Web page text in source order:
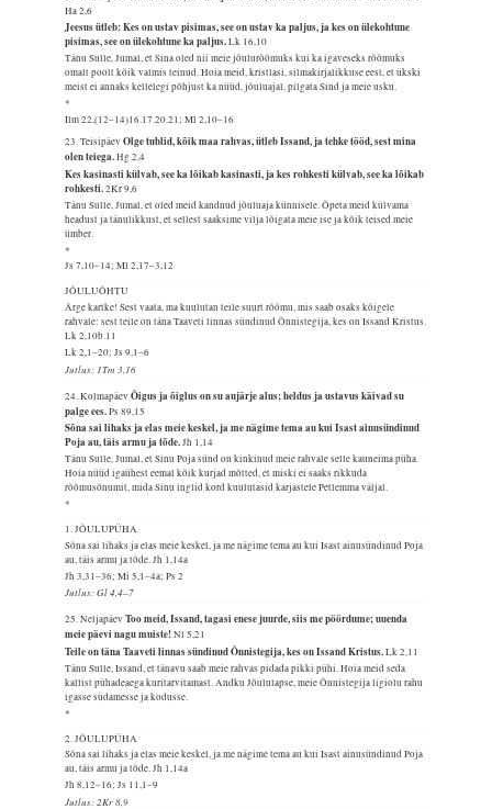
Ha 2,6
Jeesus ütleb: Kes on ustav pisimas, see on ustav ka paljus, ja kes on ülekohtune
pisimas, see on ülekohtune ka paljus.Lk 16,10
Tänu Sulle, Jumal, et Sina oled nii meie jõulurõõmuks kui ka igaveseks rõõmuks
omalt poolt kõik valmis teinud. Hoia meid, kristlasi, silmakirjalikkuse eest, et ükski
meist ei annaks kellelegi põhjust ka nüüd, jõuluajal, pilgata Sind ja meie usku.
*
Ilm 22,(12–14)16.17.20.21; Ml 2,10–16
23. TeisipäevOlge tublid, kõik maa rahvas, ütleb Issand, ja tehke tööd, sest mina
olen teiega.Hg 2,4
Kes kasinasti külvab, see ka lõikab kasinasti, ja kes rohkesti külvab, see ka lõikab
rohkesti.2Kr 9,6
Tänu Sulle, Jumal, et oled meid kandnud jõuluaja künnisele. Õpeta meid külvama
headust ja tänulikkust, et sellest saaksime vilja lõigata meie ise ja kõik teised meie
ümber.
*
Js 7,10–14; Ml 2,17–3,12
JÕULUÕHTU
Ärge kartke! Sest vaata, ma kuulutan teile suurt rõõmu, mis saab osaks kõigele
rahvale: sest teile on täna Taaveti linnas sündinud Õnnistegija, kes on Issand Kristus.
Lk 2,10b.11
Lk 2,1–20; Js 9,1–6
Jutlus: 1Tm 3,16
24. KolmapäevÕigus ja õiglus on su aujärje alus; heldus ja ustavus käivad su
palge ees.Ps 89,15
Sõna sai lihaks ja elas meie keskel, ja me nägime tema au kui Isast ainusündinud
Poja au, täis armu ja tõde.Jh 1,14
Tänu Sulle, Jumal, et Sinu Poja sünd on kinkinud meie rahvale selle kauneima püha.
Hoia nüüd igaühest eemal kõik kurjad mõtted, et miski ei saaks rikkuda
rõõmusõnumit, mida Sinu inglid kord kuulutasid karjastele Petlemma väljal.
*
1. JÕULUPÜHA
Sõna sai lihaks ja elas meie keskel, ja me nägime tema au kui Isast ainusündinud Poja
au, täis armu ja tõde.Jh 1,14a
Jh 3,31–36; Mi 5,1–4a; Ps 2
Jutlus: Gl 4,4–7
25. NeljapäevToo meid, Issand, tagasi enese juurde, siis me pöördume; uuenda
meie päevi nagu muiste!Nl 5,21
Teile on täna Taaveti linnas sündinud Õnnistegija, kes on Issand Kristus.Lk 2,11
Tänu Sulle, Issand, et tänavu saab meie rahvas pidada pikki pühi. Hoia meid seda
kallist pühadeaega kuritarvitamast. Andku Jõululapse, meie Õnnistegija ligiolu rahu
igasse südamesse ja kodusse.
*
2. JÕULUPÜHA
Sõna sai lihaks ja elas meie keskel, ja me nägime tema au kui Isast ainusündinud Poja
au, täis armu ja tõde.Jh 1,14a
Jh 8,12–16; Js 11,1–9
Jutlus: 2Kr 8,9